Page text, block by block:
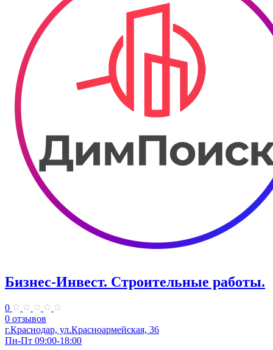
Бизнес-Инвест. Строительные работы.
0
0 отзывов
г.Краснодар, ул.Красноармейская, 36
Пн-Пт 09:00-18:00